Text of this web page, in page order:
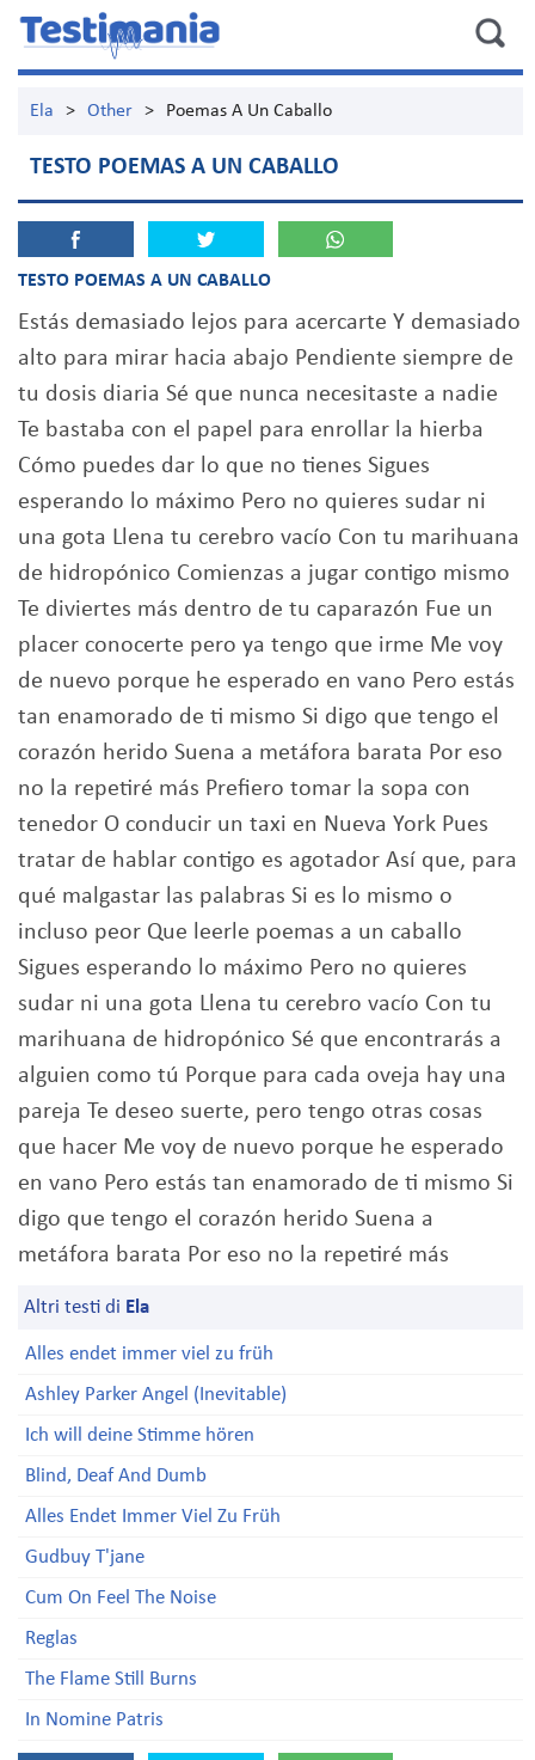
Ela > Other > Poemas A Un Caballo
TESTO POEMAS A UN CABALLO
TESTO POEMAS A UN CABALLO
Estás demasiado lejos para acercarte Y demasiado
alto para mirar hacia abajo Pendiente siempre de
tu dosis diaria Sé que nunca necesitaste a nadie
Te bastaba con el papel para enrollar la hierba
Cómo puedes dar lo que no tienes Sigues
esperando lo máximo Pero no quieres sudar ni
una gota Llena tu cerebro vacío Con tu marihuana
de hidropónico Comienzas a jugar contigo mismo
Te diviertes más dentro de tu caparazón Fue un
placer conocerte pero ya tengo que irme Me voy
de nuevo porque he esperado en vano Pero estás
tan enamorado de ti mismo Si digo que tengo el
corazón herido Suena a metáfora barata Por eso
no la repetiré más Prefiero tomar la sopa con
tenedor O conducir un taxi en Nueva York Pues
tratar de hablar contigo es agotador Así que, para
qué malgastar las palabras Si es lo mismo o
incluso peor Que leerle poemas a un caballo
Sigues esperando lo máximo Pero no quieres
sudar ni una gota Llena tu cerebro vacío Con tu
marihuana de hidropónico Sé que encontrarás a
alguien como tú Porque para cada oveja hay una
pareja Te deseo suerte, pero tengo otras cosas
que hacer Me voy de nuevo porque he esperado
en vano Pero estás tan enamorado de ti mismo Si
digo que tengo el corazón herido Suena a
metáfora barata Por eso no la repetiré más
Altri testi di Ela
Alles endet immer viel zu früh
Ashley Parker Angel (Inevitable)
Ich will deine Stimme hören
Blind, Deaf And Dumb
Alles Endet Immer Viel Zu Früh
Gudbuy T'jane
Cum On Feel The Noise
Reglas
The Flame Still Burns
In Nomine Patris